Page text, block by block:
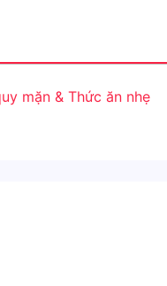
mặn & Thức ăn nhẹ